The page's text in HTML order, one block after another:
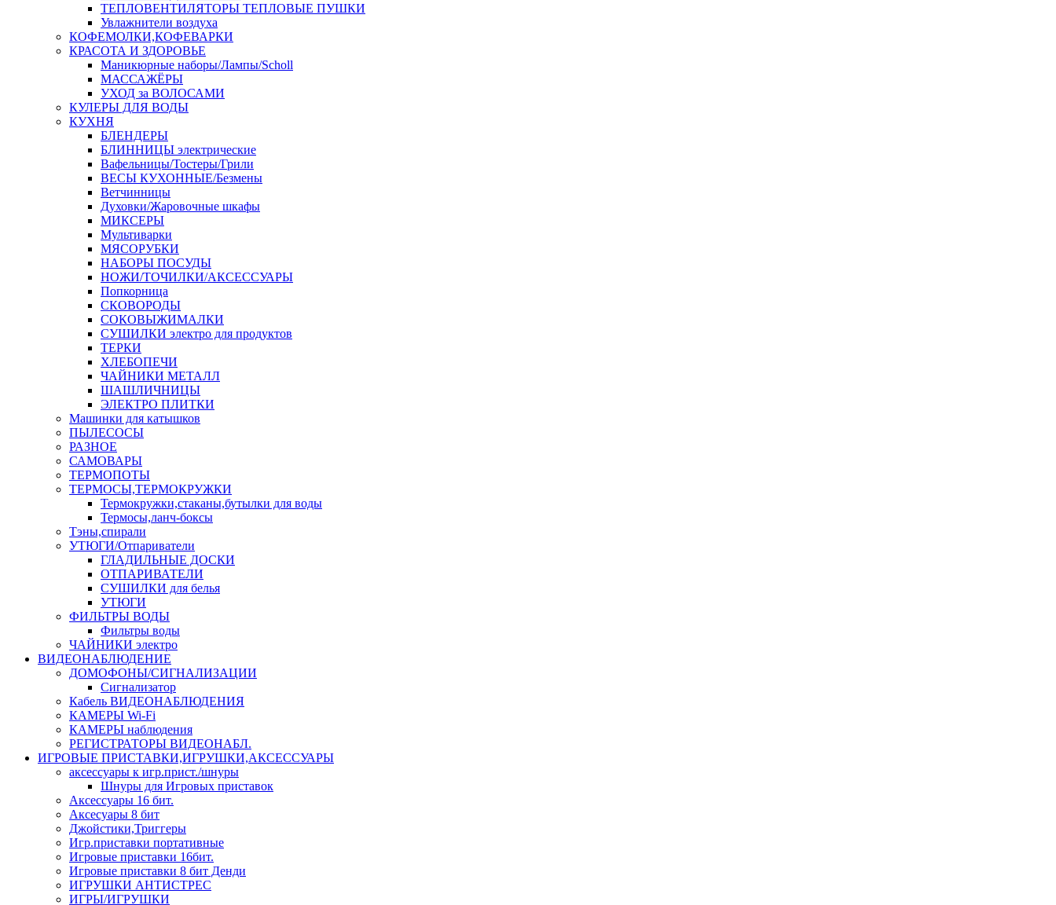
ТЕПЛОВЕНТИЛЯТОРЫ ТЕПЛОВЫЕ ПУШКИ
Увлажнители воздуха
КОФЕМОЛКИ,КОФЕВАРКИ
КРАСОТА И ЗДОРОВЬЕ
Маникюрные наборы/Лампы/Scholl
МАССАЖЁРЫ
УХОД за ВОЛОСАМИ
КУЛЕРЫ ДЛЯ ВОДЫ
КУХНЯ
БЛЕНДЕРЫ
БЛИННИЦЫ электрические
Вафельницы/Тостеры/Грили
ВЕСЫ КУХОННЫЕ/Безмены
Ветчинницы
Духовки/Жаровочные шкафы
МИКСЕРЫ
Мультиварки
МЯСОРУБКИ
НАБОРЫ ПОСУДЫ
НОЖИ/ТОЧИЛКИ/АКСЕССУАРЫ
Попкорница
СКОВОРОДЫ
СОКОВЫЖИМАЛКИ
СУШИЛКИ электро для продуктов
ТЕРКИ
ХЛЕБОПЕЧИ
ЧАЙНИКИ МЕТАЛЛ
ШАШЛИЧНИЦЫ
ЭЛЕКТРО ПЛИТКИ
Машинки для катышков
ПЫЛЕСОСЫ
РАЗНОЕ
САМОВАРЫ
ТЕРМОПОТЫ
ТЕРМОСЫ,ТЕРМОКРУЖКИ
Термокружки,стаканы,бутылки для воды
Термосы,ланч-боксы
Тэны,спирали
УТЮГИ/Отпариватели
ГЛАДИЛЬНЫЕ ДОСКИ
ОТПАРИВАТЕЛИ
СУШИЛКИ для белья
УТЮГИ
ФИЛЬТРЫ ВОДЫ
Фильтры воды
ЧАЙНИКИ электро
ВИДЕОНАБЛЮДЕНИЕ
ДОМОФОНЫ/СИГНАЛИЗАЦИИ
Сигнализатор
Кабель ВИДЕОНАБЛЮДЕНИЯ
КАМЕРЫ Wi-Fi
КАМЕРЫ наблюдения
РЕГИСТРАТОРЫ ВИДЕОНАБЛ.
ИГРОВЫЕ ПРИСТАВКИ,ИГРУШКИ,АКСЕССУАРЫ
аксесcуары к игр.прист./шнуры
Шнуры для Игровых приставок
Аксессуары 16 бит.
Аксесуары 8 бит
Джойстики,Триггеры
Игр.приставки портативные
Игровые приставки 16бит.
Игровые приставки 8 бит Денди
ИГРУШКИ АНТИСТРЕС
ИГРЫ/ИГРУШКИ